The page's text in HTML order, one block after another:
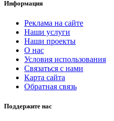
Информация
Реклама на сайте
Наши услуги
Наши проекты
О нас
Условия использования
Связаться с нами
Карта сайта
Обратная связь
Поддержите нас